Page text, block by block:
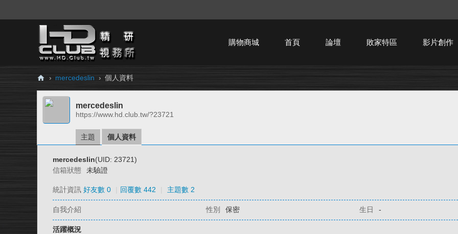
購物商城 首頁 論壇 敗家特區 影片創作
H
Cl
› mercedeslin › 個人資料
mercedeslin
https://www.hd.club.tw/?23721
主題 個人資料
mercedeslin(UID: 23721)
信箱狀態
未驗證
統計資訊 好友數 0 回覆數 442 主題數 2
自我介紹 性別 保密 生日 -
活躍概況